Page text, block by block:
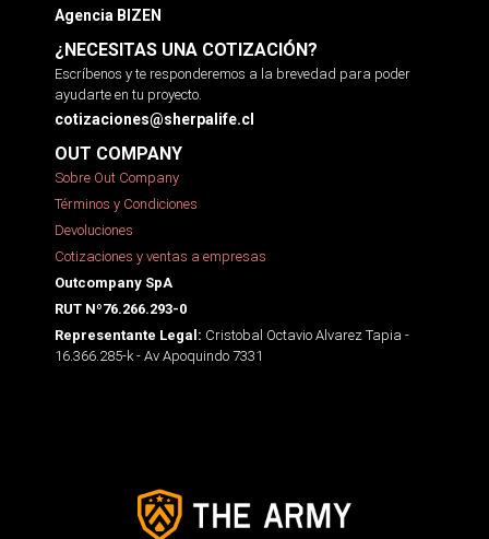
Agencia BIZEN
¿NECESITAS UNA COTIZACIÓN?
Escríbenos y te responderemos a la brevedad para poder
ayudarte en tu proyecto.
cotizaciones@sherpalife.cl
OUT COMPANY
Sobre Out Company
Términos y Condiciones
Devoluciones
Cotizaciones y ventas a empresas
Outcompany SpA
RUT Nº76.266.293-0
Representante Legal: Cristobal Octavio Alvarez Tapia -
16.366.285-k - Av Apoquindo 7331